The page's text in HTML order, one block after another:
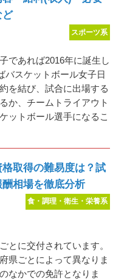
ど
スポーツ系
であれば2016年に誕生し
バスケットボール女子日
を結び、試合に出場する
か、チームトライアウト
ットボール選手になるこ
取得の難易度は？試
相場を徹底分析
食・調理・衛生・栄養系
とに交付されています。
県ごとによって異なりま
なかでの免許となりま